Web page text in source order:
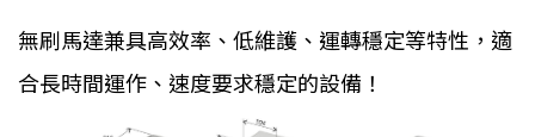
無刷馬達兼具高效率、低維護、運轉穩定等特性，適
合長時間運作、速度要求穩定的設備！